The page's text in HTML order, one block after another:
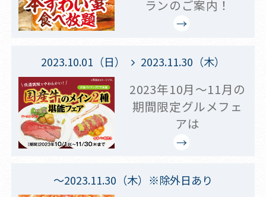
ランのご案内！
2023.10.01（日） 2023.11.30（木）
2023年10月～11月の
期間限定グルメフェ
アは
～2023.11.30（木）※除外日あり